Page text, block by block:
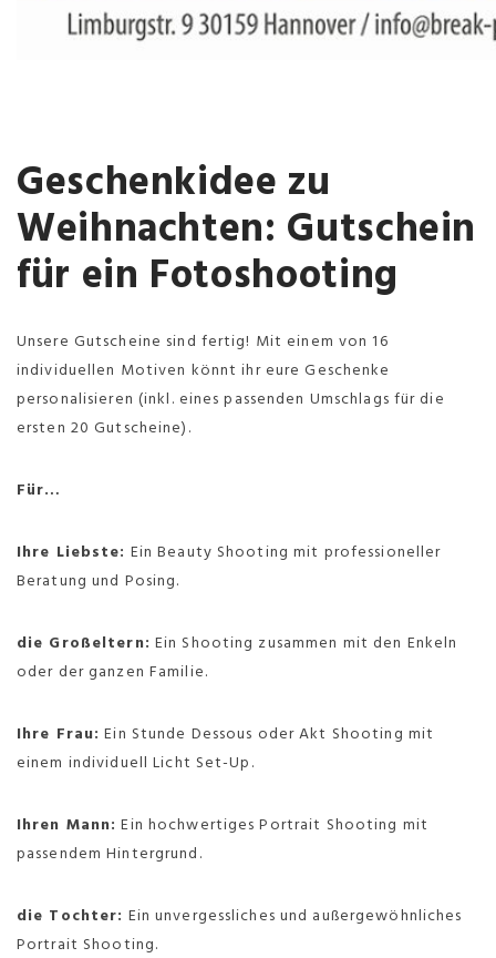
Geschenkidee zu
Weihnachten: Gutschein
für ein Fotoshooting
Unsere Gutscheine sind fertig! Mit einem von 16
individuellen Motiven könnt ihr eure Geschenke
personalisieren (inkl. eines passenden Umschlags für die
ersten 20 Gutscheine).
Für…
Ihre Liebste: Ein Beauty Shooting mit professioneller
Beratung und Posing.
die Großeltern: Ein Shooting zusammen mit den Enkeln
oder der ganzen Familie.
Ihre Frau: Ein Stunde Dessous oder Akt Shooting mit
einem individuell Licht Set-Up.
Ihren Mann: Ein hochwertiges Portrait Shooting mit
passendem Hintergrund.
die Tochter: Ein unvergessliches und außergewöhnliches
Portrait Shooting.